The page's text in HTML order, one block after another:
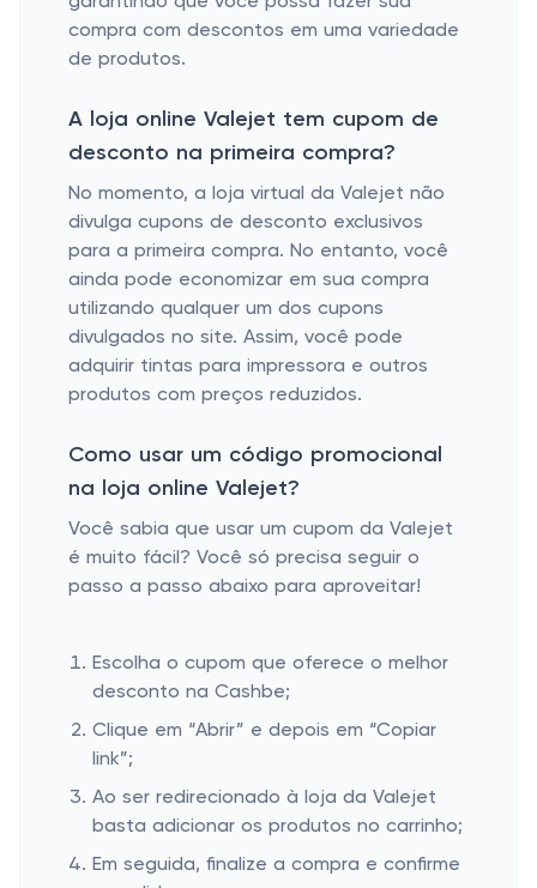
compra com descontos em uma variedade
de produtos.
A loja online Valejet tem cupom de
desconto na primeira compra?
No momento, a loja virtual da Valejet não
divulga cupons de desconto exclusivos
para a primeira compra. No entanto, você
ainda pode economizar em sua compra
utilizando qualquer um dos cupons
divulgados no site. Assim, você pode
adquirir tintas para impressora e outros
produtos com preços reduzidos.
Como usar um código promocional
na loja online Valejet?
Você sabia que usar um cupom da Valejet
é muito fácil? Você só precisa seguir o
passo a passo abaixo para aproveitar!
Escolha o cupom que oferece o melhor
desconto na Cashbe;
Clique em “Abrir” e depois em “Copiar
link”;
Ao ser redirecionado à loja da Valejet
basta adicionar os produtos no carrinho;
Em seguida, finalize a compra e confirme